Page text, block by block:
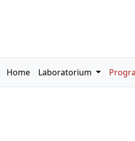
Home Laboratorium